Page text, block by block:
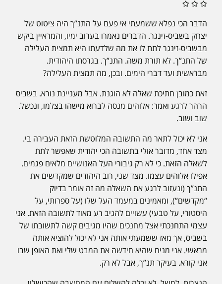
הדבר הכי נפלא ששמעתי אי פעם על התנ”ך היה ציטוט של
יצחק בשביס-זינגר. הדברים נאמרו בערוב ימיו, והמראיין ביקש
מבשביס-זינגר לתת לו את מה שלדעתו היא תמצית העלילה
של התנ”ך. לא תורת משה. התנ”ך. בגרסתו היהודית.
מבראשית ועד דברי הימים. ובכן, מה תמצית העלילה?
זאת כמובן חתיכת שאלה לא הוגנת. אבל מעניינת נורא. בשביס
הרהר לרגע ואמר: אלוהים מנסה לברוא מישהו בצלמו, ונכשל.
שוב ושוב.
אני לא יכול לתאר מה התשובה המלוטשת הזאת העבירה בי.
מצד אחד, מדובר אולי בתשובה הכי יהודית שאפשר לתת
לשאלה הזאת. כי לא רק גיבורי העל האנושיים מלאים פגמים.
אפילו אלוהים עצמו. מצד שני, רוב היהודים שמקדשים את
התנ”ך (ונעזוב לרגע את השאלה מה זה אומר בדיוק
“מקדשים”), ומאמינים במעמד העל שלו (על ספרותי, על
היסטורי, על טבעי) עשויים להגיב רע מאוד לתשובה הזאת. אני
עצמי התחנכתי אצל מחנכים שהיו מגיבים קשה לתשובתו של
בשביס, אך מאז ששמעתי אותה אני לא יכול להוציא אותה
מראשי. אני מניח שהיא חידשה את המבט שלי ואת האופן שבו
אני קורא. בעיקר תנ”ך, אבל לא רק.